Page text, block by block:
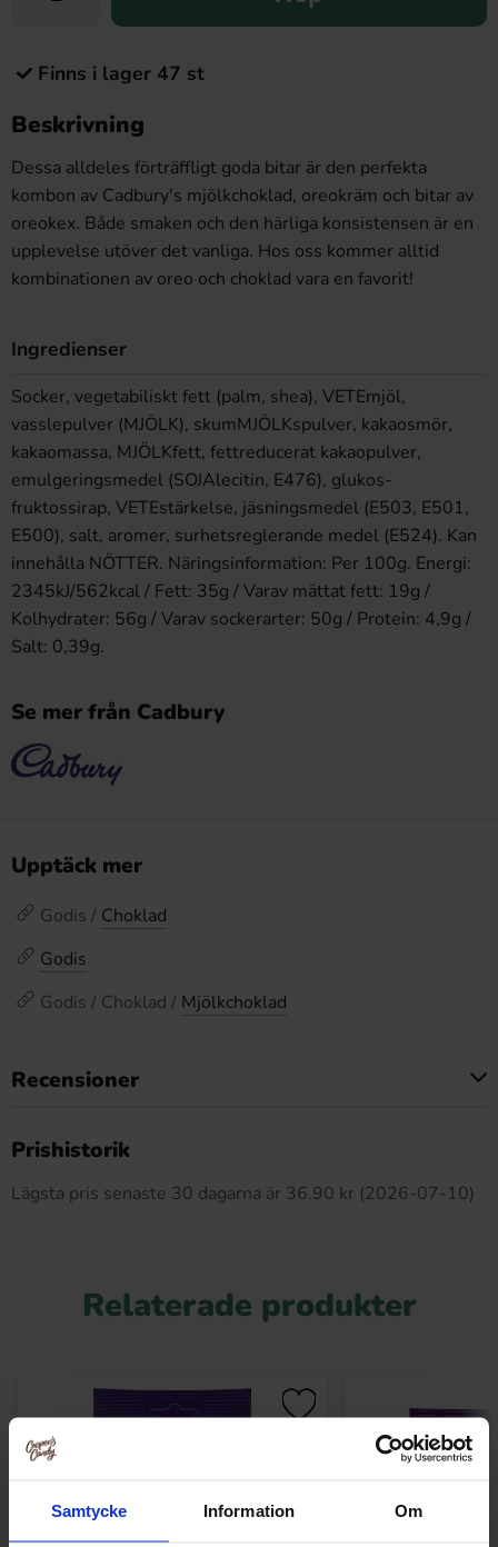
Samtycke Information Om
Finns i lager 47 st
Beskrivning
Dessa alldeles förträffligt goda bitar är den perfekta
kombon av Cadbury's mjölkchoklad, oreokräm och bitar av
oreokex. Både smaken och den härliga konsistensen är en
upplevelse utöver det vanliga. Hos oss kommer alltid
kombinationen av oreo och choklad vara en favorit!
Ingredienser
Socker, vegetabiliskt fett (palm, shea), VETEmjöl,
vasslepulver (MJÖLK), skumMJÖLKspulver, kakaosmör,
kakaomassa, MJÖLKfett, fettreducerat kakaopulver,
emulgeringsmedel (SOJAlecitin, E476), glukos-
fruktossirap, VETEstärkelse, jäsningsmedel (E503, E501,
E500), salt, aromer, surhetsreglerande medel (E524). Kan
innehålla NÖTTER. Näringsinformation: Per 100g. Energi:
2345kJ/562kcal / Fett: 35g / Varav mättat fett: 19g /
Kolhydrater: 56g / Varav sockerarter: 50g / Protein: 4,9g /
Salt: 0,39g.
Se mer från Cadbury
Upptäck mer
Godis / Choklad
Godis
Godis / Choklad / Mjölkchoklad
Recensioner
Prishistorik
Lägsta pris senaste 30 dagarna är 36.90 kr (2026-07-10)
Relaterade produkter